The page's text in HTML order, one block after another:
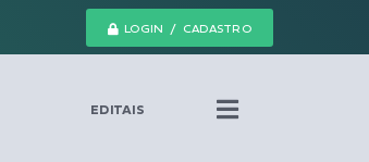
LOGIN / CADASTRO
EDITAIS